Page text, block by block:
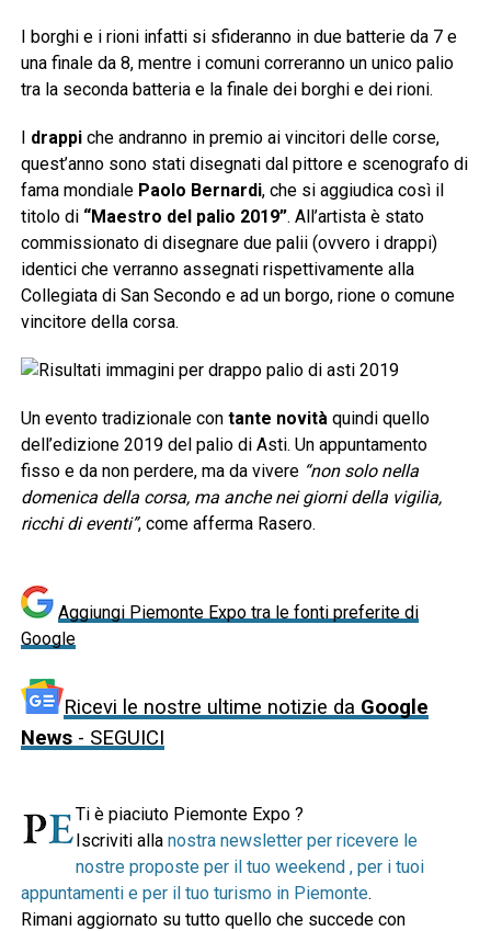
I borghi e i rioni infatti si sfideranno in due batterie da 7 e
una finale da 8, mentre i comuni correranno un unico palio
tra la seconda batteria e la finale dei borghi e dei rioni.
I drappiche andranno in premio ai vincitori delle corse,
quest’anno sono stati disegnati dal pittore e scenografo di
fama mondiale Paolo Bernardi, che si aggiudica così il
titolo di “Maestro del palio 2019”. All’artista è stato
commissionato di disegnare due palii (ovvero i drappi)
identici che verranno assegnati rispettivamente alla
Collegiata di San Secondo e ad un borgo, rione o comune
vincitore della corsa.
Un evento tradizionale con tante novitàquindi quello
dell’edizione 2019 del palio di Asti. Un appuntamento
fisso e da non perdere, ma da vivere “non solo nella
domenica della corsa, ma anche nei giorni della vigilia,
ricchi di eventi”, come afferma Rasero.
Aggiungi Piemonte Expo tra le fonti preferite di
Google
Ricevi le nostre ultime notizie da Google
News- SEGUICI
Ti è piaciuto Piemonte Expo ?
Iscriviti alla nostra newsletter per ricevere le
nostre proposte per il tuo weekend , per i tuoi
appuntamenti e per il tuo turismo in Piemonte.
Rimani aggiornato su tutto quello che succede con